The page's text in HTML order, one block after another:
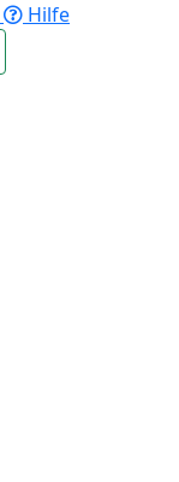
Hilfe